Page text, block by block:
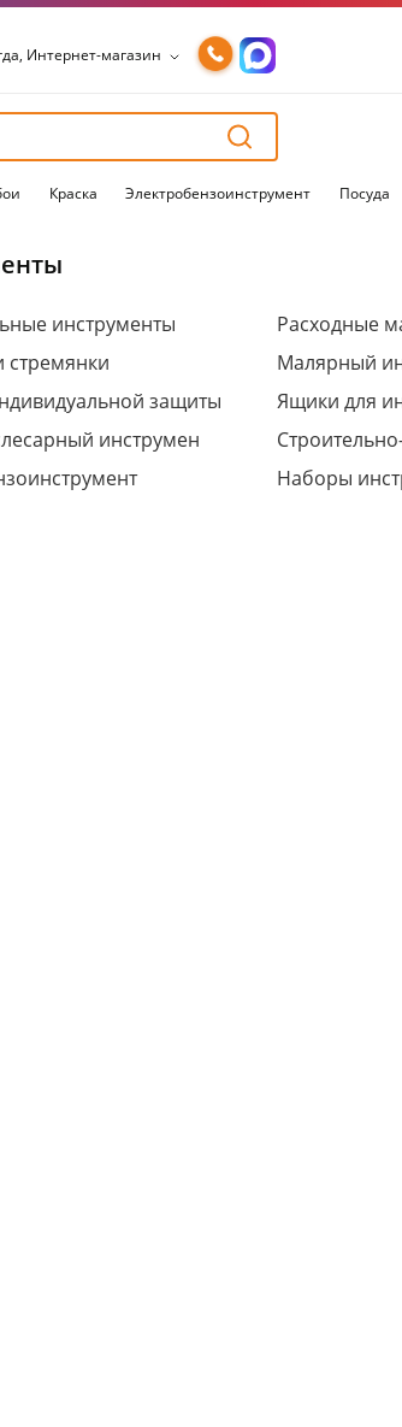
Интернет-магазин
Пошехонское ш., 18
Краска Электробензоинструмент Посуда
инструменты
стремянки
защиты
инструмен
Расходные
Малярный
Ящики для
Наборы
оплату
без переплат